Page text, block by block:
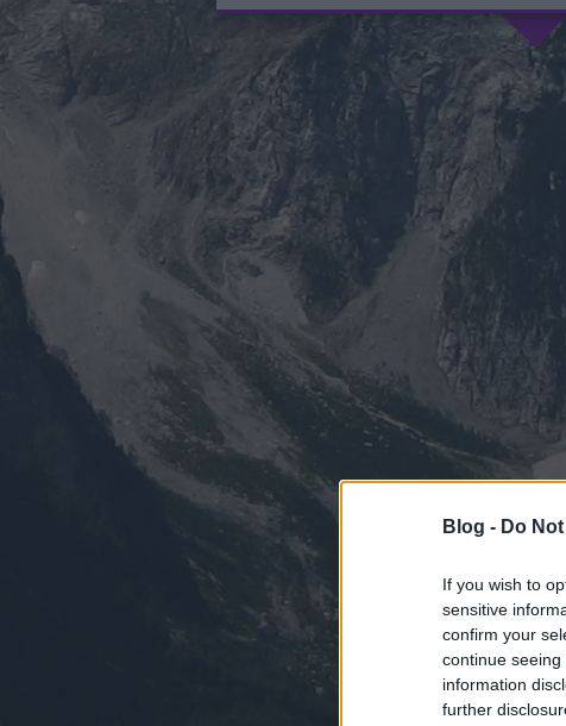
Blog - Do
If you wish to
sensitive
confirm your
continue
information
further